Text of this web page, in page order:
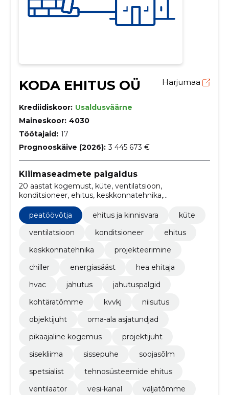
KODA EHITUS OÜ Harjumaa
Krediidiskoor: Usaldusväärne
Maineskoor: 4030
Töötajaid: 17
Prognooskäive (2026): 3 445 673 €
Kliimaseadmete paigaldus
20 aastat kogemust, küte, ventilatsioon,
konditsioneer, ehitus, keskkonnatehnika,
Projekteerimine, chiller, energiasääst, hea ehitaja
peatöövõtja
ehitus ja kinnisvara
küte
ventilatsioon
konditsioneer
ehitus
keskkonnatehnika
projekteerimine
chiller
energiasääst
hea ehitaja
hvac
jahutus
jahutuspalgid
kohtäratõmme
kvvkj
niisutus
objektijuht
oma-ala asjatundjad
pikaajaline kogemus
projektijuht
sisekliima
sissepuhe
soojasõlm
spetsialist
tehnosüsteemide ehitus
ventilaator
vesi-kanal
väljatõmme